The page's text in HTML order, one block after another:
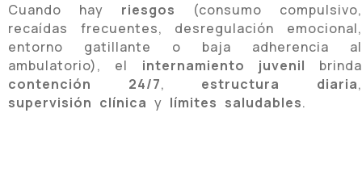
Cuando hay riesgos (consumo compulsivo,
recaídas frecuentes, desregulación emocional,
entorno gatillante o baja adherencia al
ambulatorio), el internamiento juvenil brinda
contención 24/7, estructura diaria,
supervisión clínica y límites saludables.